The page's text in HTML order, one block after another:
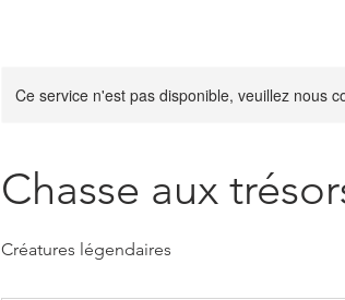
Ce service n'est pas disponible, veuillez nous
Chasse aux
Créatures légendaires